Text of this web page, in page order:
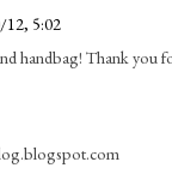
5:02
handbag! Thank you